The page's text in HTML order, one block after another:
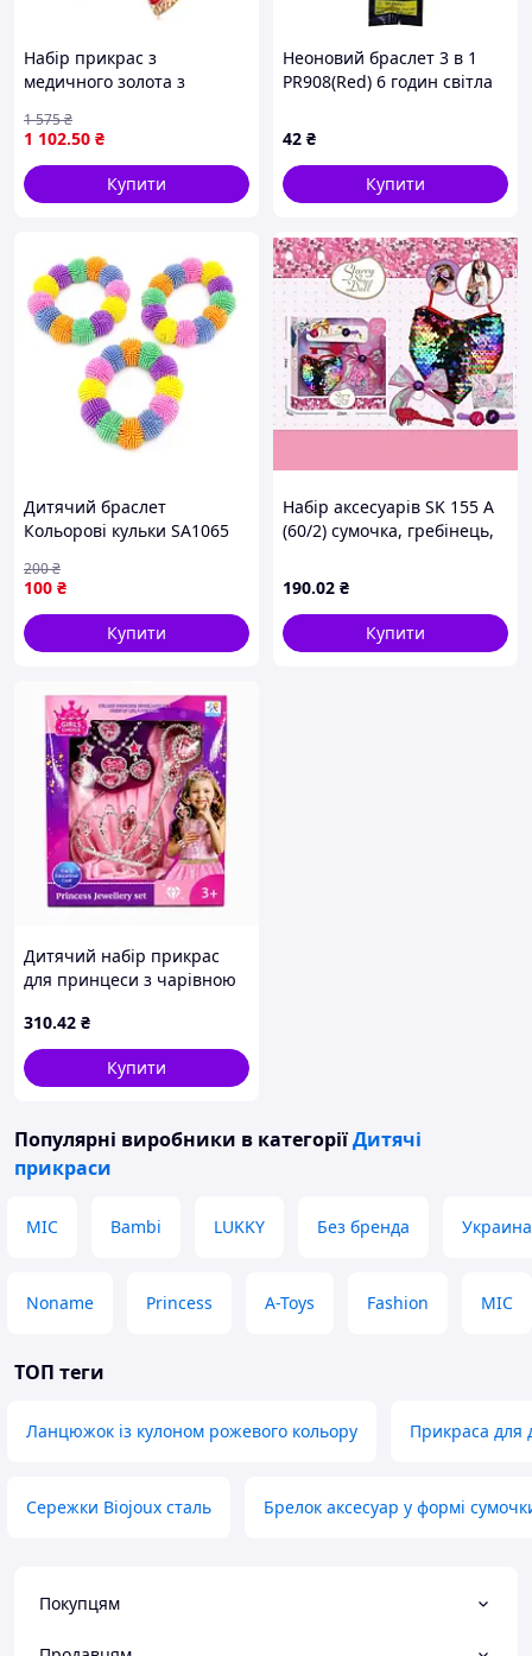
Набір прикрас з
медичного золота з
розміру
1 102.50 ₴
1 575₴
Купити
Неоновий браслет 3 в 1
PR908(Red) 6 годин світла
42 ₴
Купити
Дитячий браслет
Кольорові кульки SA1065
оригінал
100 ₴
200₴
Купити
Набір аксесуарів SK 155 A
(60/2) сумочка, гребінець,
коробці
190.02 ₴
Купити
Дитячий набір прикрас
для принцеси з чарівною
Jewellery Set» /96/
310.42 ₴
Купити
Популярні виробники в категоріїДитячі
прикраси
MIC Bambi LUKKY Без бренда
Noname Princess A-Toys Fashion МІС
ТОП теги
Ланцюжок із кулоном рожевого кольору Прикраса для
Сережки Biojoux сталь Брелок аксесуар у формі
Покупцям